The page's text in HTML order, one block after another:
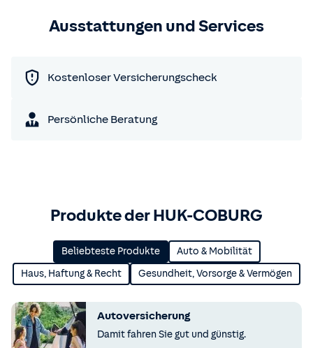
Ausstattungen und Services
Kostenloser Versicherungscheck
Persönliche Beratung
Produkte der HUK-COBURG
Beliebteste Produkte Auto & Mobilität
Haus, Haftung & Recht Gesundheit, Vorsorge & Vermögen
Autoversicherung
Damit fahren Sie gut und günstig.